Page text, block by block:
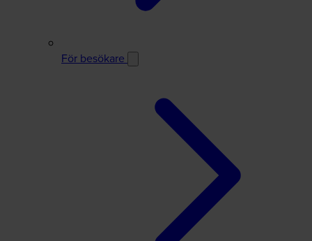
För besökare